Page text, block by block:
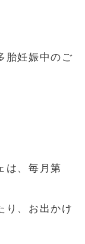
胎妊娠中のご
は、毎月第
り、お出かけ